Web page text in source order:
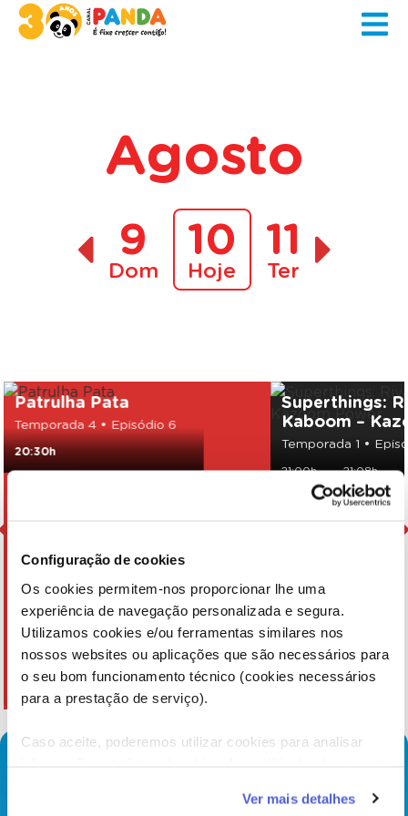
Configuração de cookies
Os cookies permitem-nos proporcionar lhe uma
experiência de navegação personalizada e segura.
Utilizamos cookies e/ou ferramentas similares nos
nossos websites ou aplicações que são necessários para
o seu bom funcionamento técnico (cookies necessários
para a prestação de serviço).
Caso aceite, poderemos utilizar cookies para analisar
funcionalidades (cookies de personalização e
Ver mais detalhes
Agosto
9
Dom
10
Hoje
11
Ter
Patrulha Pata
Temporada 4 • Episódio 6
20:30h
Superthings:
Kaboom –
Temporada 1 •
21:00h 21:08h